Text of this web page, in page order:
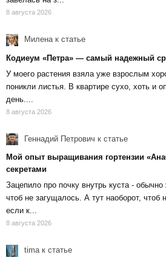
8 августа 2026
Миленак статье
Кодиеум «Петра» — самый надежный
У моего растения взяла уже взрослым
поникли листья. В квартире сухо, хоть и
день....
8 августа 2026
Геннадий Петрович к статье
Мой опыт выращивания гортензии
секретами
Зацепило про почку внутрь куста -
чтоб не загущалось. А тут наоборот, чтоб
если к...
8 августа 2026
timaк статье